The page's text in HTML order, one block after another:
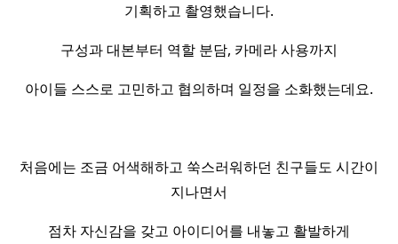
기획하고 촬영했습니다.
구성과 대본부터 역할 분담, 카메라 사용까지
아이들 스스로 고민하고 협의하며 일정을 소화했는데요.
처음에는 조금 어색해하고 쑥스러워하던 친구들도 시간이
지나면서
점차 자신감을 갖고 아이디어를 내놓고 활발하게